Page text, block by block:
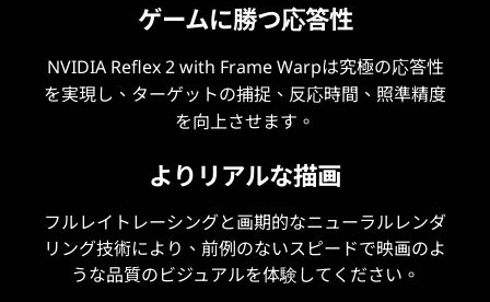
ゲームに勝つ応答性
NVIDIA Reflex 2 with Frame Warpは究極の応答性
を実現し、ターゲットの捕捉、反応時間、照準精度
を向上させます。
よりリアルな描画
フルレイトレーシングと画期的なニューラルレンダ
リング技術により、前例のないスピードで映画のよ
うな品質のビジュアルを体験してください。